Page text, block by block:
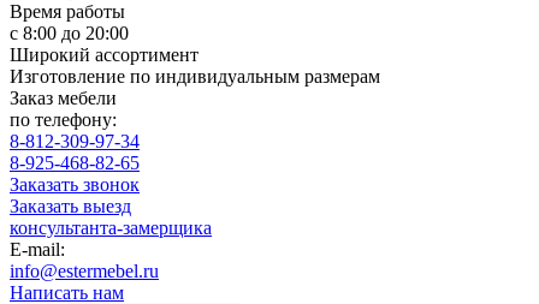
Время работы
с 8:00 до 20:00
Широкий ассортимент
Изготовление по индивидуальным размерам
Заказ мебели
по телефону:
8-812-309-97-34
8-925-468-82-65
Заказать звонок
Заказать выезд
консультанта-замерщика
E-mail:
info@estermebel.ru
Написать нам